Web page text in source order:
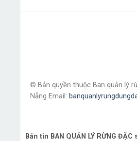
© Bản quyền thuộc Ban quản lý
Nẵng Email:
Bản tin BAN QUẢN LÝ RỪNG ĐẶC